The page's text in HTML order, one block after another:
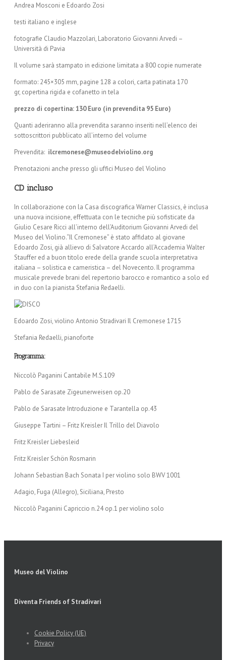
Andrea Mosconi e Edoardo Zosi
testi italiano e inglese
fotografie Claudio Mazzolari, Laboratorio Giovanni Arvedi –
Università di Pavia
Il volume sarà stampato in edizione limitata a 800 copie numerate
formato: 245×305 mm, pagine 128 a colori, carta patinata 170
gr, copertina rigida e cofanetto in tela
prezzo di copertina: 130 Euro (in prevendita 95 Euro)
Quanti aderiranno alla prevendita saranno inseriti nell’elenco dei
sottoscrittori pubblicato all’interno del volume
Prevendita: ilcremonese@museodelviolino.org
Prenotazioni anche presso gli uffici Museo del Violino
CD incluso
In collaborazione con la Casa discografica Warner Classics, è inclusa
una nuova incisione, effettuata con le tecniche più sofisticate da
Giulio Cesare Ricci all’interno dell’Auditorium Giovanni Arvedi del
Museo del Violino.“Il Cremonese” è stato affidato al giovane
Edoardo Zosi, già allievo di Salvatore Accardo all’Accademia Walter
Stauffer ed a buon titolo erede della grande scuola interpretativa
italiana – solistica e cameristica – del Novecento. Il programma
musicale prevede brani del repertorio barocco e romantico a solo ed
in duo con la pianista Stefania Redaelli.
Edoardo Zosi, violino Antonio Stradivari Il Cremonese 1715
Stefania Redaelli, pianoforte
Programma:
Niccolò Paganini Cantabile M.S.109
Pablo de Sarasate Zigeunerweisen op.20
Pablo de Sarasate Introduzione e Tarantella op.43
Giuseppe Tartini – Fritz Kreisler Il Trillo del Diavolo
Fritz Kreisler Liebesleid
Fritz Kreisler Schön Rosmarin
Johann Sebastian Bach Sonata I per violino solo BWV 1001
Adagio, Fuga (Allegro), Siciliana, Presto
Niccolò Paganini Capriccio n.24 op.1 per violino solo
Museo del Violino
Diventa Friends of Stradivari
Cookie Policy (UE)
Privacy